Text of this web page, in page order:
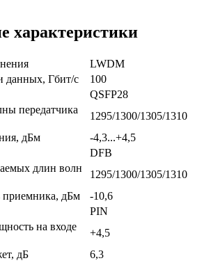
характеристики
LWDM
данных, Гбит/с
100
QSFP28
передатчика
1295/1300/1305/1310
дБм
-4,3...+4,5
DFB
длин волн
1295/1300/1305/1310
приемника, дБм
-10,6
PIN
на входе
+4,5
дБ
6,3